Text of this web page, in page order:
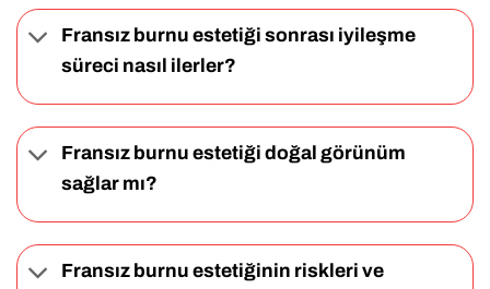
Fransız burnu estetiği sonrası iyileşme
süreci nasıl ilerler?
Fransız burnu estetiği doğal görünüm
sağlar mı?
Fransız burnu estetiğinin riskleri ve